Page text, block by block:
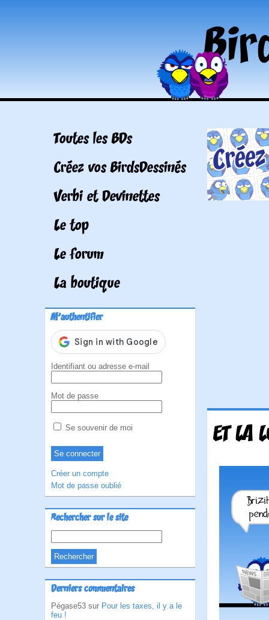
Toutes les BDs
Créez vos BirdsDessinés
Verbi et Devinettes
Le top
Le forum
La boutique
M'authentifier
Identifiant ou adresse e-mail
Mot de passe
Se souvenir de moi
Créer un compte
Mot de passe oublié
Rechercher sur le site
Derniers commentaires
Pégase53 sur Pour les taxes, il y a le
feu !
ET LA